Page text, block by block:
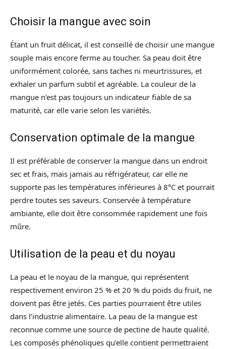
Choisir la mangue avec soin
Étant un fruit délicat, il est conseillé de choisir une mangue
souple mais encore ferme au toucher. Sa peau doit être
uniformément colorée, sans taches ni meurtrissures, et
exhaler un parfum subtil et agréable. La couleur de la
mangue n’est pas toujours un indicateur fiable de sa
maturité, car elle varie selon les variétés.
Conservation optimale de la mangue
Il est préférable de conserver la mangue dans un endroit
sec et frais, mais jamais au réfrigérateur, car elle ne
supporte pas les températures inférieures à 8°C et pourrait
perdre toutes ses saveurs. Conservée à température
ambiante, elle doit être consommée rapidement une fois
mûre.
Utilisation de la peau et du noyau
La peau et le noyau de la mangue, qui représentent
respectivement environ 25 % et 20 % du poids du fruit, ne
doivent pas être jetés. Ces parties pourraient être utiles
dans l’industrie alimentaire. La peau de la mangue est
reconnue comme une source de pectine de haute qualité.
Les composés phénoliques qu’elle contient permettraient